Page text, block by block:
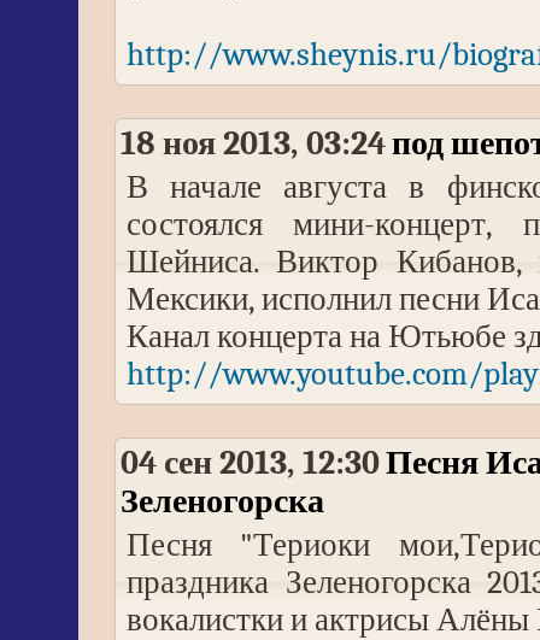
http://www.sheynis.ru/
18 ноя 2013, 03:24под
В начале августа в
состоялся мини-
Шейниса. Виктор
Мексики, исполнил песни
Канал концерта на Ютьюбе
http://www.youtube.com/
04 сен 2013, 12:30Песня
Зеленогорска
Песня "Териоки
праздника Зеленогорска
вокалистки и актрисы